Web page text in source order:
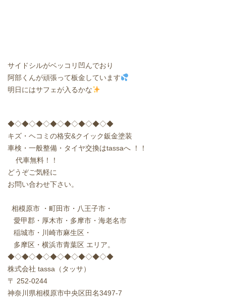
サイドシルがベッコリ凹んでおり
阿部くんが頑張って板金しています
明日にはサフェが入るかな
◆◇◆◇◆◇◆◇◆◇◆◇◆◇◆
キズ・ヘコミの格安&クイック鈑金塗装
車検・一般整備・タイヤ交換はtassaへ
！！
代車無料！！
どうぞご気軽に
お問い合わせ下さい。
相模原市
・町田市・八王子市・
愛甲郡・厚木市・多摩市・海老名市
稲城市・川崎市麻生区・
多摩区・横浜市青葉区 エリア。
◆◇◆◇◆◇◆◇◆◇◆◇◆◇◆
株式会社 tassa （タッサ）
〒 252-0244
神奈川県相模原市中央区田名3497-7